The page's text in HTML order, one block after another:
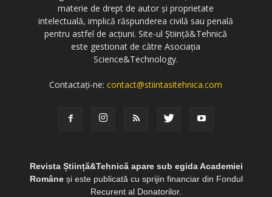
materie de drept de autor și proprietate
intelectuală, implică răspunderea civilă sau penală
pentru astfel de acțiuni. Site-ul Știință&Tehnică
este gestionat de către Asociația
Science&Technology.
Contactați-ne:contact@stiintasitehnica.com
Revista Știință&Tehnică apare sub egida Academiei
Româneși este publicată cu sprijin financiar din Fondul
Recurent al Donatorilor.